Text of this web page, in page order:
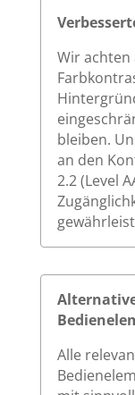
Wir achten
bleiben.
an den
2.2 (Level
Alle